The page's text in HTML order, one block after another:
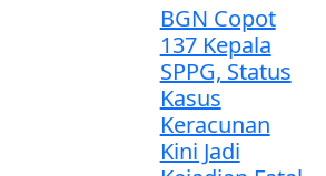
BGN Copot
137 Kepala
SPPG, Status
Kasus
Keracunan
Kini Jadi